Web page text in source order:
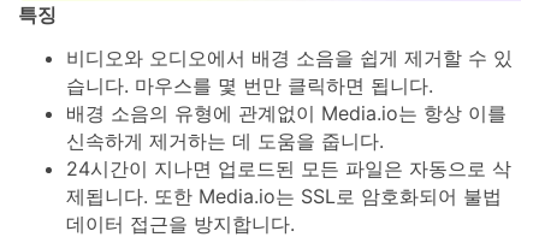
특징
비디오와 오디오에서 배경 소음을 쉽게 제거할 수 있
습니다. 마우스를 몇 번만 클릭하면 됩니다.
배경 소음의 유형에 관계없이 Media.io는 항상 이를
신속하게 제거하는 데 도움을 줍니다.
24시간이 지나면 업로드된 모든 파일은 자동으로 삭
제됩니다. 또한 Media.io는 SSL로 암호화되어 불법
데이터 접근을 방지합니다.